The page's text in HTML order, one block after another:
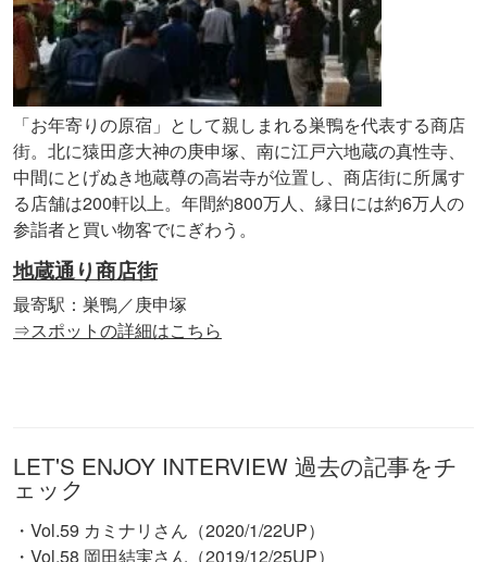
「お年寄りの原宿」として親しまれる巣鴨を代表する商店
街。北に猿田彦大神の庚申塚、南に江戸六地蔵の真性寺、
中間にとげぬき地蔵尊の高岩寺が位置し、商店街に所属す
る店舗は200軒以上。年間約800万人、縁日には約6万人の
参詣者と買い物客でにぎわう。
地蔵通り商店街
最寄駅：巣鴨／庚申塚
⇒スポットの詳細はこちら
LET'S ENJOY INTERVIEW 過去の記事をチ
ェック
・Vol.59 カミナリさん（2020/1/22UP）
・Vol.58 岡田結実さん（2019/12/25UP）